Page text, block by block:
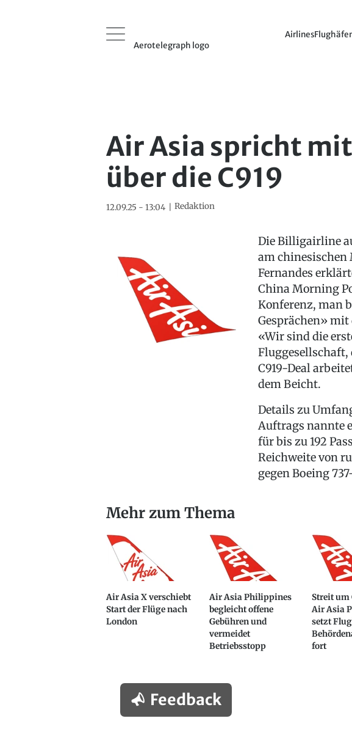
Aerotelegraph logo
Airlines
Air Asia spricht
über die C919
12.09.25 - 13:04 Redaktion
Die Billigairline
am chinesischen
Fernandes
China Morning
Konferenz, man
Gesprächen»
«Wir sind die
Fluggesellschaft,
C919-Deal
dem Beicht.
Details zu
Auftrags nannte
für bis zu 192
Reichweite von
gegen Boeing
Mehr zum Thema
Air Asia X verschiebt
Start der Flüge nach
London
Air Asia Philippines
begleicht offene
Gebühren und
vermeidet
Betriebsstopp
Streit um
Air Asia
setzt
fort
Feedback